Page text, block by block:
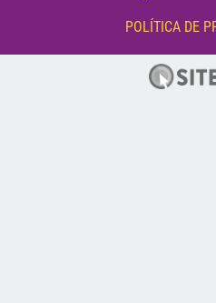
POLÍTICA DE